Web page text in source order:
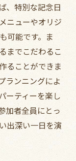
、特別な記念日
ニューやオリジ
可能です。ま
までこだわるこ
ることができま
ランニングによ
ーティーを楽し
加者全員にとっ
出深い一日を演